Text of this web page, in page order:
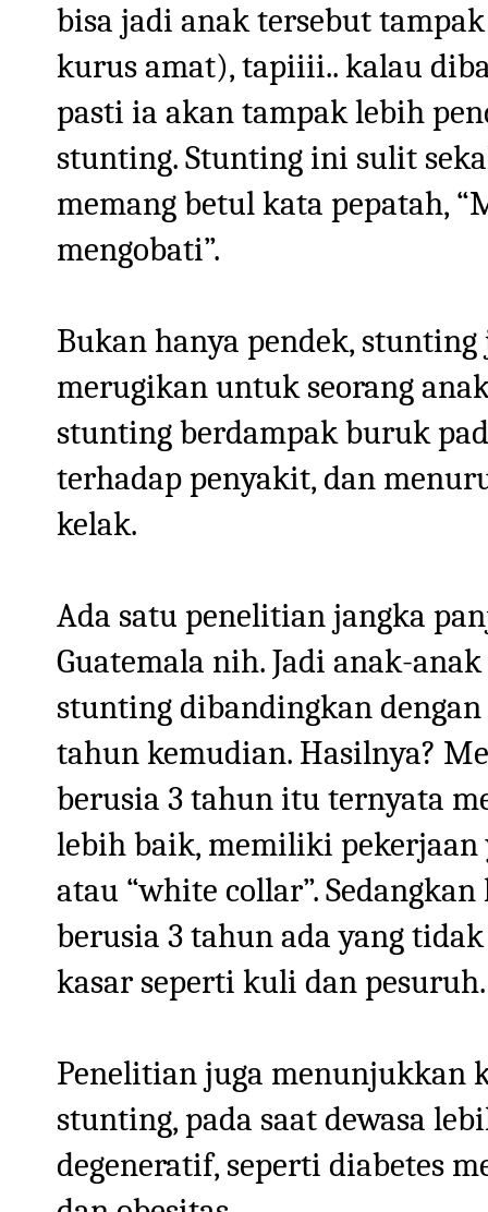
bisa jadi anak tersebut
kurus amat), tapiiii.. kalau
pasti ia akan tampak lebih
stunting. Stunting ini sulit
memang betul kata pepatah,
mengobati”.
Bukan hanya pendek,
merugikan untuk seorang
stunting berdampak buruk
terhadap penyakit, dan
kelak.
Ada satu penelitian jangka
Guatemala nih. Jadi anak-
stunting dibandingkan
tahun kemudian. Hasilnya?
berusia 3 tahun itu ternyata
lebih baik, memiliki
atau “white collar”.
berusia 3 tahun ada yang
kasar seperti kuli dan pesuruh.
Penelitian juga menunjukkan
stunting, pada saat dewasa
degeneratif, seperti diabetes